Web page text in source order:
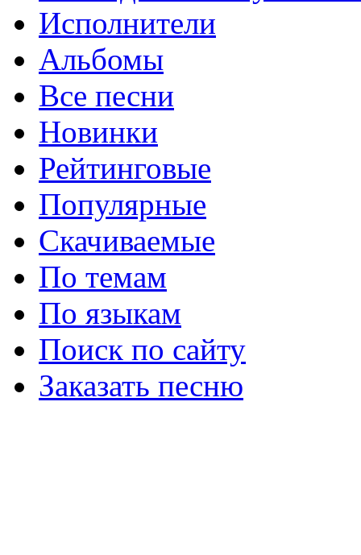
Исполнители
Альбомы
Все песни
Новинки
Рейтинговые
Популярные
Скачиваемые
По темам
По языкам
Поиск по сайту
Заказать песню